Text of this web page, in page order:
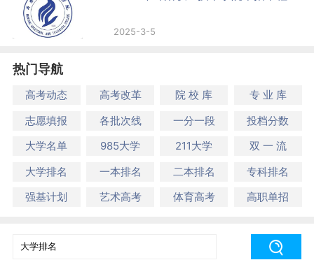
2025-3-5
热门导航
高考动态 高考改革 院 校 库
专 业 库
志愿填报
各批次线 一分一段
投档分数
大学名单
985大学 211大学
双 一 流
大学排名
一本排名 二本排名
专科排名
强基计划
艺术高考 体育高考 高职单招